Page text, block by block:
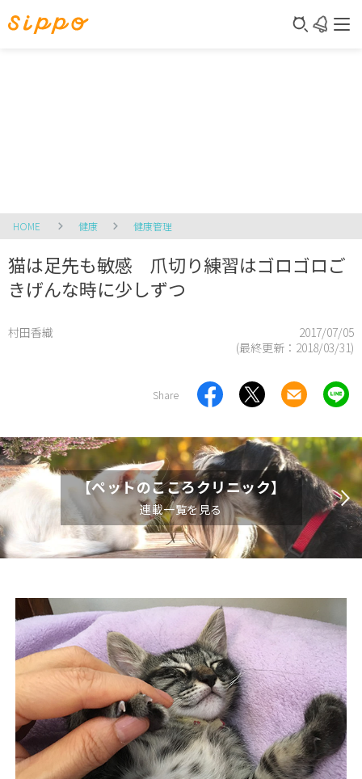
HOME 健康 健康管理
猫は足先も敏感 爪切り練習はゴロゴロご
きげんな時に少しずつ
村田香織
2017/07/05
(最終更新： 2018/03/31)
Share
【ペットのこころクリニック】
連載一覧を見る